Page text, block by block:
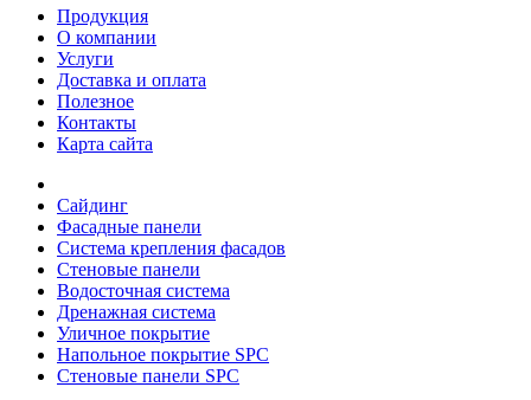
Продукция
О компании
Услуги
Доставка и оплата
Полезное
Контакты
Карта сайта
Сайдинг
Фасадные панели
Система крепления фасадов
Стеновые панели
Водосточная система
Дренажная система
Уличное покрытие
Напольное покрытие SPC
Стеновые панели SPC